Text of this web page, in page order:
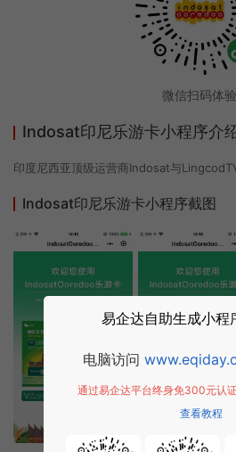
微信扫码体验
Indosat印尼乐游卡小程序介
印度尼西亚顶级运营商Indosat与
Indosat印尼乐游卡小程序截图
易企达自助生成小程
电脑访问
通过易企达平台终身免300元认
查看教程